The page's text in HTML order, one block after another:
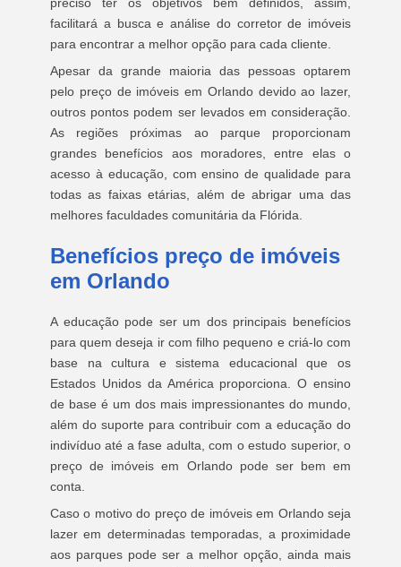
facilitará a busca e análise do corretor de imóveis
para encontrar a melhor opção para cada cliente.
Apesar da grande maioria das pessoas optarem
pelo preço de imóveis em Orlando devido ao lazer,
outros pontos podem ser levados em consideração.
As regiões próximas ao parque proporcionam
grandes benefícios aos moradores, entre elas o
acesso à educação, com ensino de qualidade para
todas as faixas etárias, além de abrigar uma das
melhores faculdades comunitária da Flórida.
Benefícios preço de imóveis
em Orlando
A educação pode ser um dos principais benefícios
para quem deseja ir com filho pequeno e criá-lo com
base na cultura e sistema educacional que os
Estados Unidos da América proporciona. O ensino
de base é um dos mais impressionantes do mundo,
além do suporte para contribuir com a educação do
indivíduo até a fase adulta, com o estudo superior, o
preço de imóveis em Orlando pode ser bem em
conta.
Caso o motivo do preço de imóveis em Orlando seja
lazer em determinadas temporadas, a proximidade
aos parques pode ser a melhor opção, ainda mais